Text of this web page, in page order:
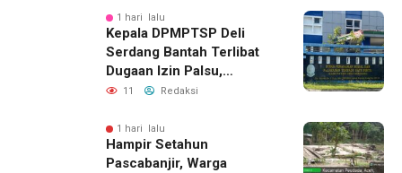
1 hari lalu
Kepala DPMPTSP Deli
Serdang Bantah Terlibat
Dugaan Izin Palsu,
Tegaskan Proses
Jalur Resmi
11 Redaksi
1 hari lalu
Hampir Setahun
Pascabanjir, Warga